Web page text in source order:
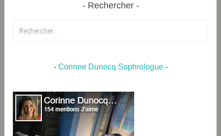
Rechercher
- Corinne Dunocq Sophrologue-